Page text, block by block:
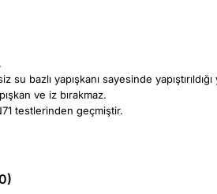
bazlı yapışkanı sayesinde yapıştırıldığı
ve iz bırakmaz.
testlerinden geçmiştir.